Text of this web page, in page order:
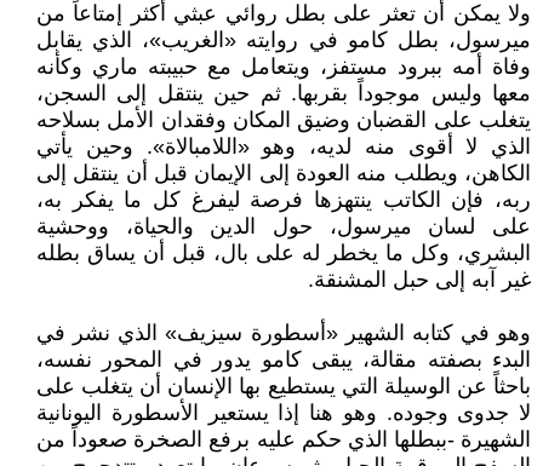
ولا يمكن أن تعثر على بطل روائي عبثي أكثر إمتاعاً من
ميرسول، بطل كامو في روايته «الغريب»، الذي يقابل
وفاة أمه ببرود مستفز، ويتعامل مع حبيبته ماري وكأنه
معها وليس موجوداً بقربها. ثم حين ينتقل إلى السجن،
يتغلب على القضبان وضيق المكان وفقدان الأمل بسلاحه
الذي لا أقوى منه لديه، وهو «اللامبالاة». وحين يأتي
الكاهن، ويطلب منه العودة إلى الإيمان قبل أن ينتقل إلى
ربه، فإن الكاتب ينتهزها فرصة ليفرغ كل ما يفكر به،
على لسان ميرسول، حول الدين والحياة، ووحشية
البشري، وكل ما يخطر له على بال، قبل أن يساق بطله
غير آبه إلى حبل المشنقة.
وهو في كتابه الشهير «أسطورة سيزيف» الذي نشر في
البدء بصفته مقالة، يبقى كامو يدور في المحور نفسه،
باحثاً عن الوسيلة التي يستطيع بها الإنسان أن يتغلب على
لا جدوى وجوده. وهو هنا إذا يستعير الأسطورة اليونانية
الشهيرة -ببطلها الذي حكم عليه برفع الصخرة صعوداً من